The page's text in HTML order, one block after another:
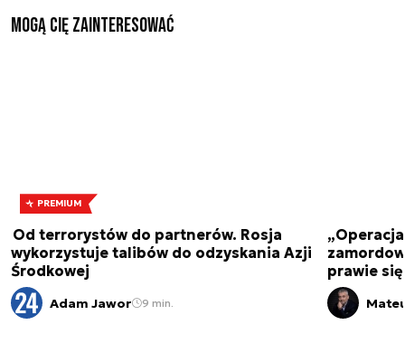
Mogą Cię zainteresować
PREMIUM
Od terrorystów do partnerów. Rosja
wykorzystuje talibów do odzyskania Azji
Środkowej
Adam Jawor 9 min.
prawie